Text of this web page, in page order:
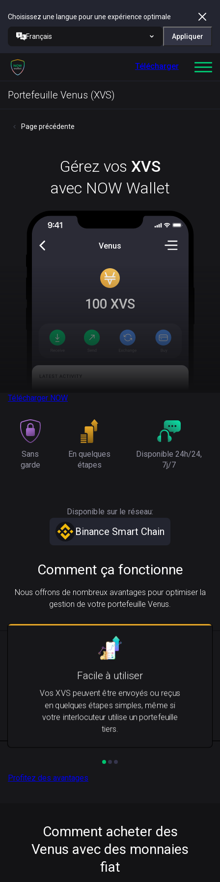
Choisissez une langue pour une expérience optimale
Français Appliquer
Télécharger
Portefeuille Venus (XVS)
Page précédente
Gérez vos XVS
avec NOW Wallet
Venus
100 XVS
Télécharger NOW
Sans
garde
En quelques
étapes
Disponible 24h/24,
7j/7
Disponible sur le réseau:
Binance Smart Chain
Comment ça fonctionne
Nous offrons de nombreux avantages pour optimiser la
gestion de votre portefeuille Venus.
Facile à utiliser
Vos XVS peuvent être envoyés ou reçus
en quelques étapes simples, même si
votre interlocuteur utilise un portefeuille
tiers.
Profitez des avantages
Comment acheter des
Venus avec des monnaies
fiat